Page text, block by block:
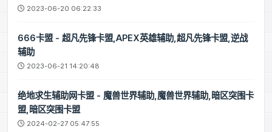
2023-06-20 06:22:33
666卡盟 - 超凡先锋卡盟,APEX英雄辅助,超凡先锋卡盟,逆战
辅助
2023-06-21 14:20:48
绝地求生辅助网卡盟 - 魔兽世界辅助,魔兽世界辅助,暗区突围卡
盟,暗区突围卡盟
2024-02-27 05:47:55